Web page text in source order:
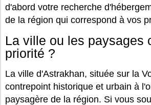
d'abord votre recherche
de la région qui correspond à vos
La ville ou les paysages
priorité ?
La ville d'Astrakhan, située sur la
contrepoint historique et urbain à
paysagère de la région. Si vous